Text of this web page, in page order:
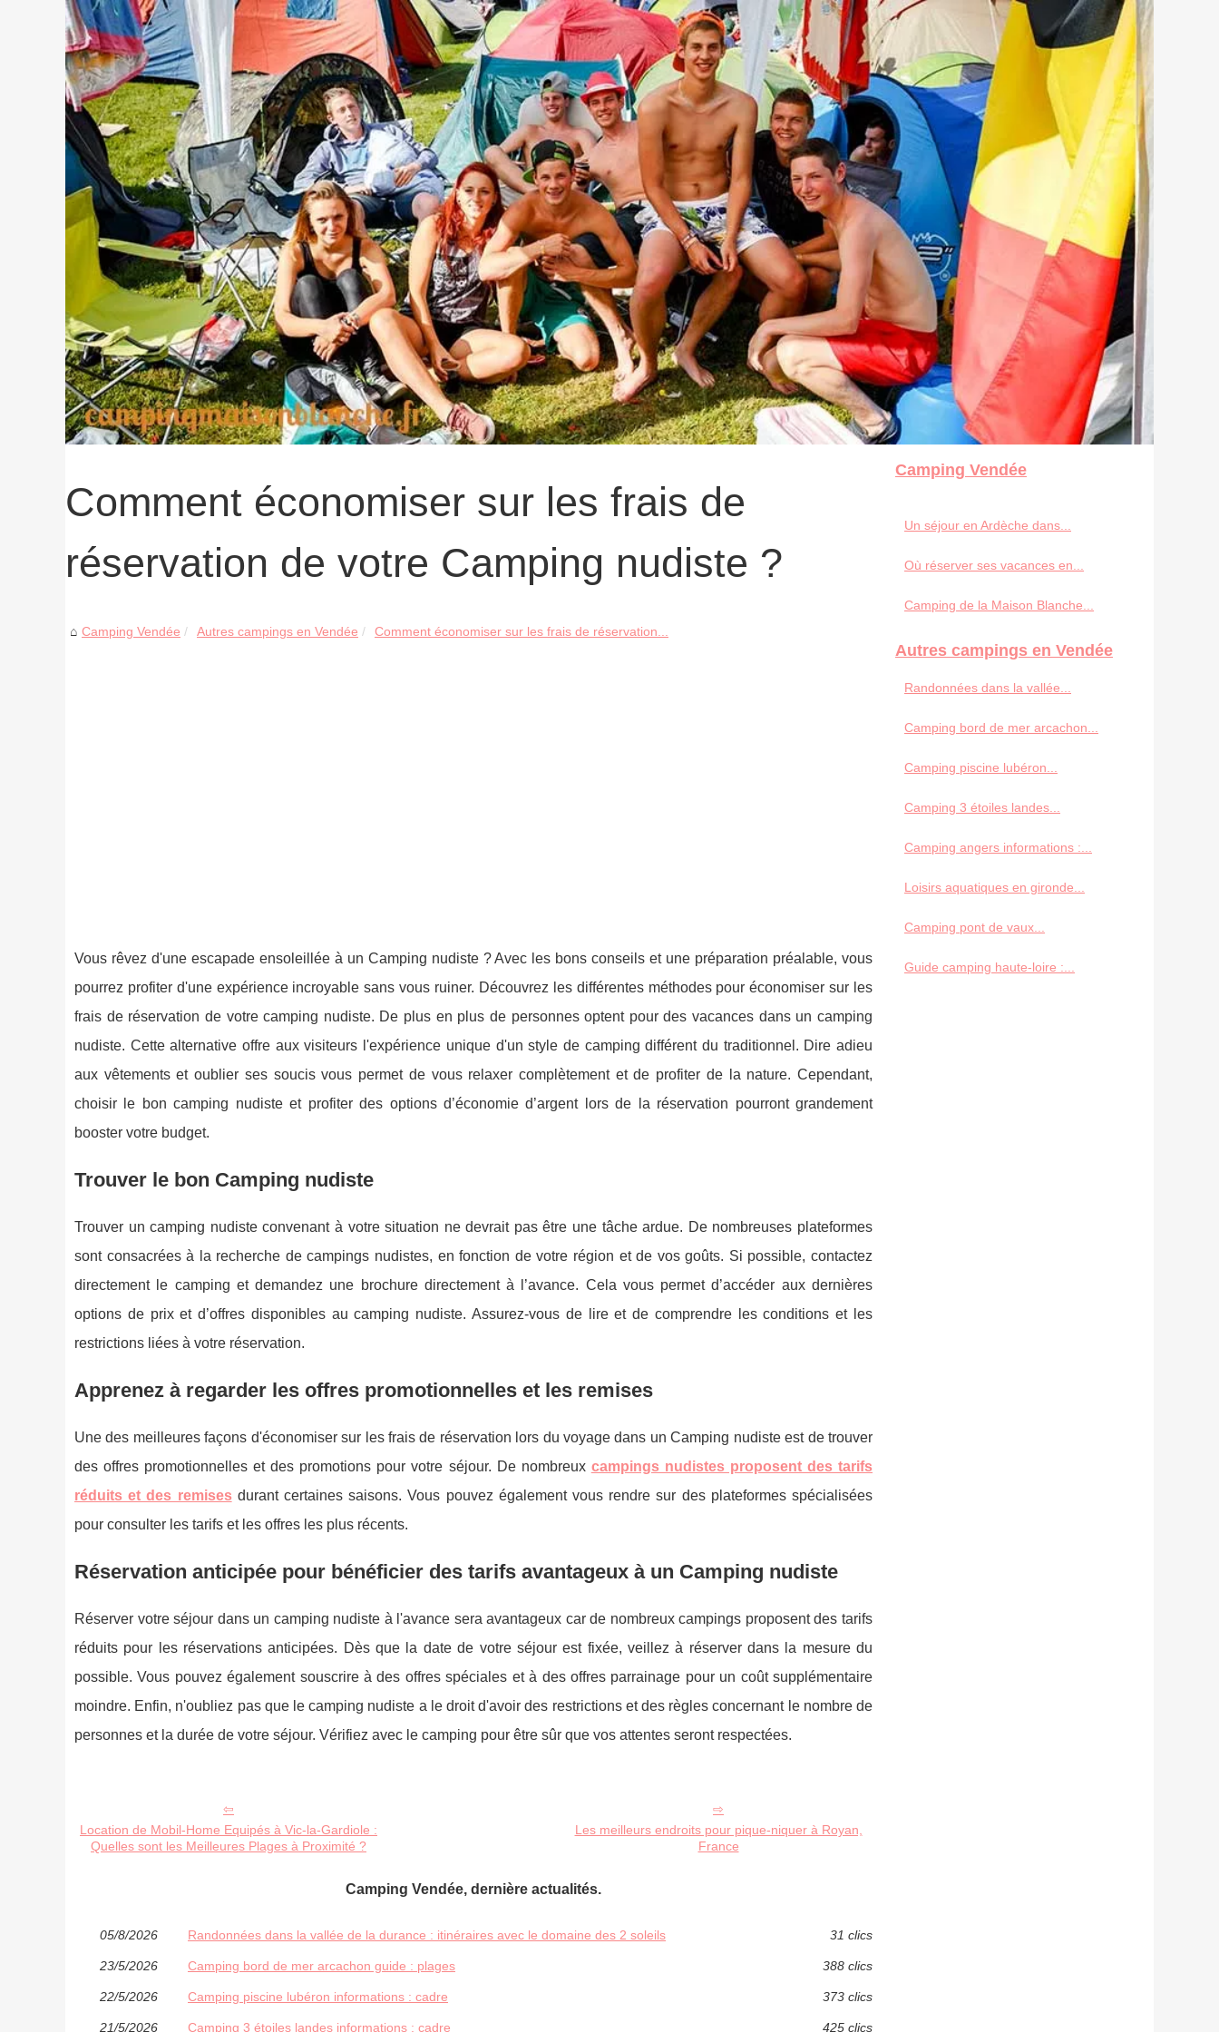
Comment économiser sur les frais de
réservation de votre Camping nudiste ?
Camping Vendée Autres campings en Vendée Comment économiser sur les frais de réservation...
Vous rêvez d'une escapade ensoleillée à un Camping nudiste ? Avec les bons conseils et une préparation préalable, vous
pourrez profiter d'une expérience incroyable sans vous ruiner. Découvrez les différentes méthodes pour économiser sur les
frais de réservation de votre camping nudiste. De plus en plus de personnes optent pour des vacances dans un camping
nudiste. Cette alternative offre aux visiteurs l'expérience unique d'un style de camping différent du traditionnel. Dire adieu
aux vêtements et oublier ses soucis vous permet de vous relaxer complètement et de profiter de la nature. Cependant,
choisir le bon camping nudiste et profiter des options d’économie d’argent lors de la réservation pourront grandement
booster votre budget.
Trouver le bon Camping nudiste
Trouver un camping nudiste convenant à votre situation ne devrait pas être une tâche ardue. De nombreuses plateformes
sont consacrées à la recherche de campings nudistes, en fonction de votre région et de vos goûts. Si possible, contactez
directement le camping et demandez une brochure directement à l’avance. Cela vous permet d’accéder aux dernières
options de prix et d’offres disponibles au camping nudiste. Assurez-vous de lire et de comprendre les conditions et les
restrictions liées à votre réservation.
Apprenez à regarder les offres promotionnelles et les remises
Une des meilleures façons d'économiser sur les frais de réservation lors du voyage dans un Camping nudiste est de trouver
des offres promotionnelles et des promotions pour votre séjour. De nombreux campings nudistes proposent des tarifs
réduits et des remisesdurant certaines saisons. Vous pouvez également vous rendre sur des plateformes spécialisées
pour consulter les tarifs et les offres les plus récents.
Réservation anticipée pour bénéficier des tarifs avantageux à un Camping nudiste
Réserver votre séjour dans un camping nudiste à l'avance sera avantageux car de nombreux campings proposent des tarifs
réduits pour les réservations anticipées. Dès que la date de votre séjour est fixée, veillez à réserver dans la mesure du
possible. Vous pouvez également souscrire à des offres spéciales et à des offres parrainage pour un coût supplémentaire
moindre. Enfin, n'oubliez pas que le camping nudiste a le droit d'avoir des restrictions et des règles concernant le nombre de
personnes et la durée de votre séjour. Vérifiez avec le camping pour être sûr que vos attentes seront respectées.
Location de Mobil-Home Equipés à Vic-la-Gardiole :
Quelles sont les Meilleures Plages à Proximité ?
Les meilleurs endroits pour pique-niquer à Royan,
France
Camping Vendée, dernière actualités.
05/8/2026 Randonnées dans la vallée de la durance : itinéraires avec le domaine des 2 soleils 31 clics
23/5/2026 Camping bord de mer arcachon guide : plages 388 clics
22/5/2026 Camping piscine lubéron informations : cadre 373 clics
21/5/2026 Camping 3 étoiles landes informations : cadre 425 clics
Camping Vendée
Un séjour en Ardèche dans...
Où réserver ses vacances en...
Camping de la Maison Blanche...
Autres campings en Vendée
Randonnées dans la vallée...
Camping bord de mer arcachon...
Camping piscine lubéron...
Camping 3 étoiles landes...
Camping angers informations :...
Loisirs aquatiques en gironde...
Camping pont de vaux...
Guide camping haute-loire :...